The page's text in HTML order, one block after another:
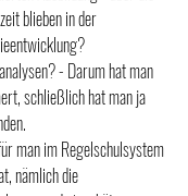
blieben in der
- Darum hat man
schließlich hat man ja
man im Regelschulsystem
nämlich die